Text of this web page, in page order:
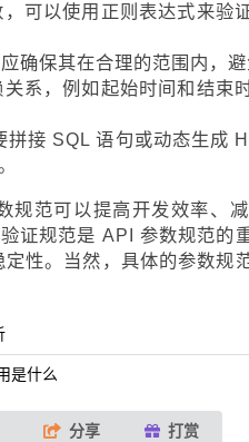
可以使用正则表达式来验
确保其在合理的范围内，避
系，例如起始时间和结束
接 SQL 语句或动态生成
规范可以提高开发效率、
证规范是 API 参数规范的
性。当然，具体的参数规
是什么
分享 打赏